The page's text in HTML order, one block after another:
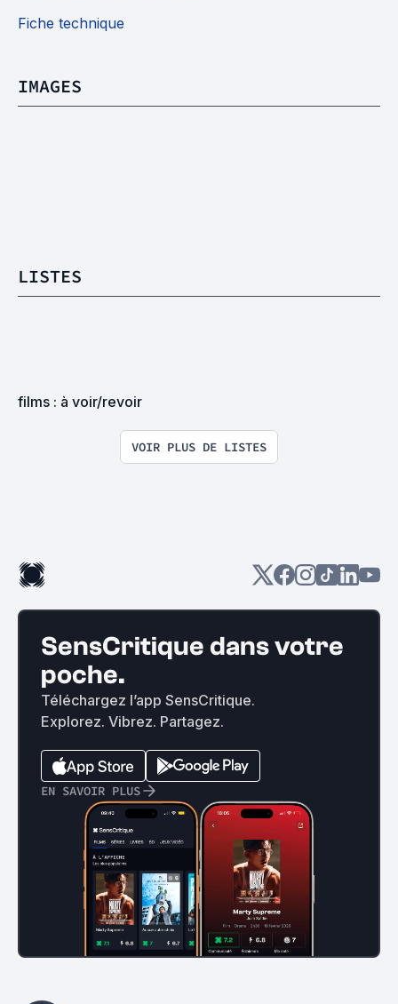
Fiche technique
IMAGES
LISTES
films : à voir/revoir
VOIR PLUS DE LISTES
SensCritique dans votre
poche.
Téléchargez l’app SensCritique.
Explorez. Vibrez. Partagez.
EN SAVOIR PLUS